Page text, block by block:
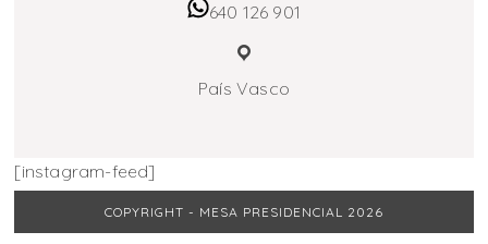
640 126 901
País Vasco
[instagram-feed]
COPYRIGHT - MESA PRESIDENCIAL 2026